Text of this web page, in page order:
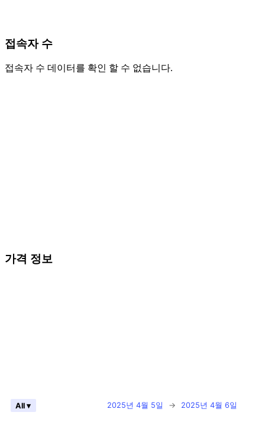
접속자 수
접속자 수 데이터를 확인 할 수 없습니다.
가격 정보
2025년 4월 5일 → 2025년 4월 6일
All ▾